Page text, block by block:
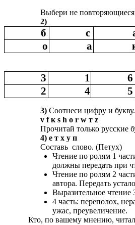
Выбери не
2)
б с
о
а
3 1
6
2
4 5
3) Соотнеси цифру и
v f к s h о r w т z
Прочитай только русские
4) е т х у п
Составь слово. (Петух)
Чтение по ролям 1
должны передать при
Чтение по ролям 2
автора. Передать
Выразительное чтение
4 часть: переполох,
ужас, преувеличение.
Кто, по вашему мнению, читал